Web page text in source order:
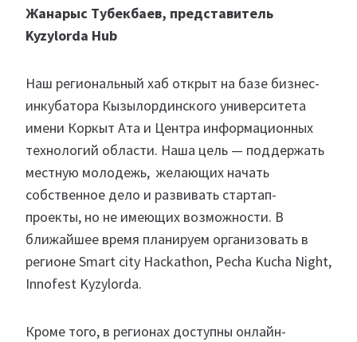
Жанарыс Тубекбаев, представитель
Kyzylorda Hub
Наш региональный хаб открыт на базе бизнес-
инкубатора Кызылординского университета
имени Коркыт Ата и Центра информационных
технологий области. Наша цель — поддержать
местную молодежь, желающих начать
собственное дело и развивать стартап-
проекты, но не имеющих возможности. В
ближайшее время планируем организовать в
регионе Smart city Hackathon, Pecha Kucha Night,
Innofest Kyzylorda.
Кроме того, в регионах доступны онлайн-